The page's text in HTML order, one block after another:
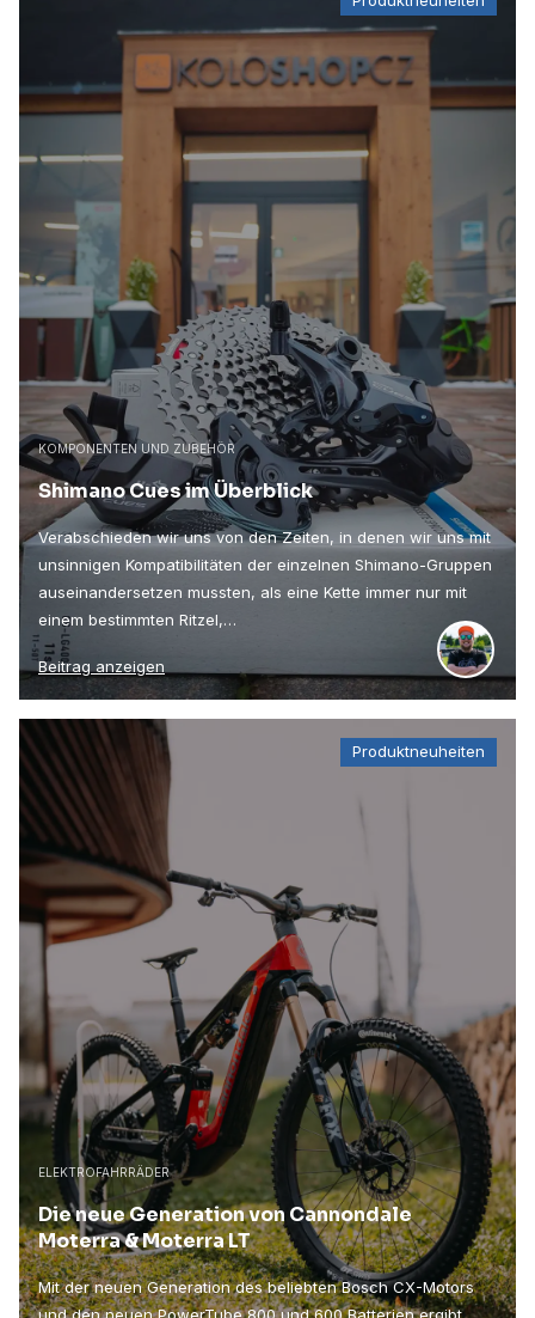
KOMPONENTEN UND ZUBEHÖR
Shimano Cues im Überblick
Verabschieden wir uns von den Zeiten, in denen wir uns mit
unsinnigen Kompatibilitäten der einzelnen Shimano-Gruppen
auseinandersetzen mussten, als eine Kette immer nur mit
einem bestimmten Ritzel,…
Beitrag anzeigen
Produktneuheiten
ELEKTROFAHRRÄDER
Die neue Generation von Cannondale
Moterra & Moterra LT
Mit der neuen Generation des beliebten Bosch CX-Motors